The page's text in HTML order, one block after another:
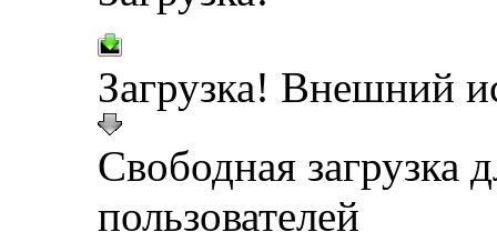
Загрузка! Внешний
Свободная загрузка
пользователей